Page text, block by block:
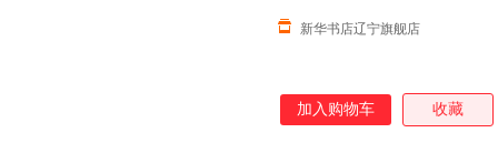
新华书店辽宁旗舰店
加入购物车 收藏